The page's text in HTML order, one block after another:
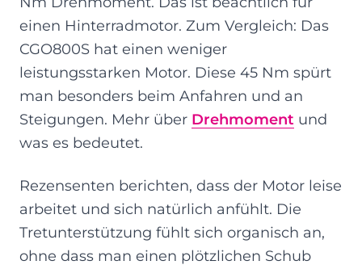
einen Hinterradmotor. Zum Vergleich: Das
CGO800S hat einen weniger
leistungsstarken Motor. Diese 45 Nm spürt
man besonders beim Anfahren und an
Steigungen. Mehr über Drehmoment und
was es bedeutet.
Rezensenten berichten, dass der Motor leise
arbeitet und sich natürlich anfühlt. Die
Tretunterstützung fühlt sich organisch an,
ohne dass man einen plötzlichen Schub